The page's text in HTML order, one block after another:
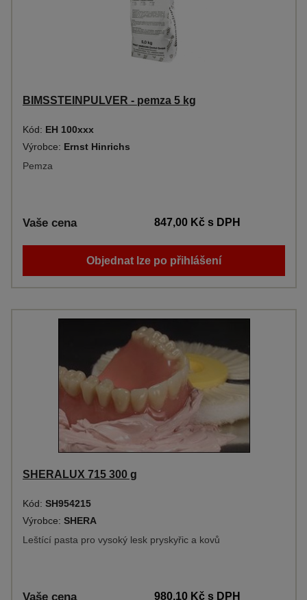
BIMSSTEINPULVER - pemza 5 kg
Kód: EH 100xxx
Výrobce: Ernst Hinrichs
Pemza
Vaše cena 847,00 Kčs DPH
Objednat lze po přihlášení
SHERALUX 715 300 g
Kód: SH954215
Výrobce: SHERA
Leštící pasta pro vysoký lesk pryskyřic a kovů
Vaše cena 980,10 Kčs DPH